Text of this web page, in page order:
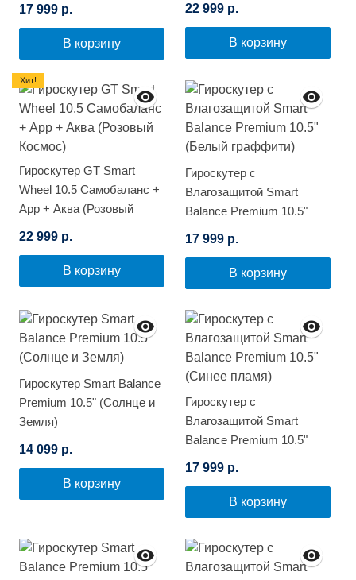
17 999 р.
В корзину
22 999 р.
В корзину
Гироскутер GT Smart
Wheel 10.5 Самобаланс +
App + Аква (Розовый
22 999 р.
В корзину
Хит!
Гироскутер с
Влагозащитой Smart
Balance Premium 10.5"
17 999 р.
В корзину
Гироскутер Smart Balance
Premium 10.5" (Солнце и
Земля)
14 099 р.
В корзину
Гироскутер с
Влагозащитой Smart
Balance Premium 10.5"
17 999 р.
В корзину